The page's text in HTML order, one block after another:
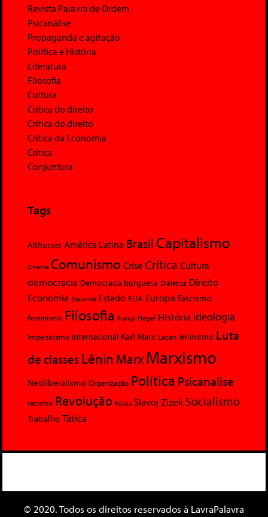
Revista Palavra de Ordem
Psicanálise
Propaganda e agitação
Política e História
Literatura
Filosofia
Cultura
Crítica do direito
Crítica do direito
Crítica da Economia
Crítica
Conjuntura
Tags
Althusser América Latina Brasil Capitalismo
Cinema Comunismo Crise Crítica Cultura
democracia Democracia burguesa Dialética Direito
Economia Esquerda Estado EUA Europa Fascismo
feminismo Filosofia França Hegel História Ideologia
Imperialismo Internacional Karl Marx Lacan leninismo Luta
de classesLênin MarxMarxismo
Neoliberalismo Organização Política Psicanalise
racismo Revolução Rússia Slavoj Zizek Socialismo
Trabalho Tática
© 2020. Todos os direitos reservados à LavraPalavra